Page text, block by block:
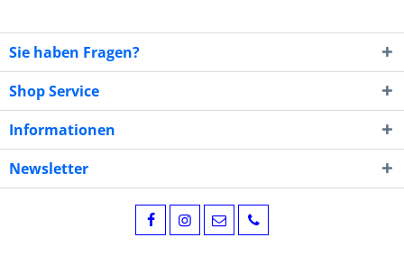
Sie haben Fragen?
Shop Service
Informationen
Newsletter